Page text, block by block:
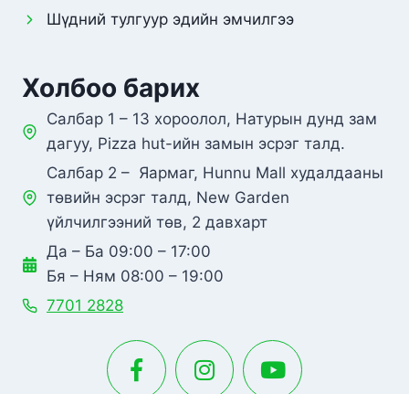
Шүдний тулгуур эдийн эмчилгээ
Холбоо барих
Салбар 1 – 13 хороолол, Натурын дунд зам
дагуу, Pizza hut-ийн замын эсрэг талд.
Салбар 2 – Яармаг, Hunnu Mall худалдааны
төвийн эсрэг талд, New Garden
үйлчилгээний төв, 2 давхарт
Да – Ба 09:00 – 17:00
Бя – Ням 08:00 – 19:00
7701 2828